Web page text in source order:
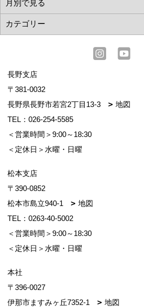
長野支店
〒381-0032
長野県長野市若宮2丁目13-3
地図
TEL： 026-254-5585
＜営業時間＞9:00～18:30
＜定休日＞水曜・日曜
松本支店
〒390-0852
松本市島立940-1
地図
TEL： 0263-40-5002
＜営業時間＞9:00～18:30
＜定休日＞水曜・日曜
本社
〒396-0027
伊那市ますみヶ丘7352-1
地図